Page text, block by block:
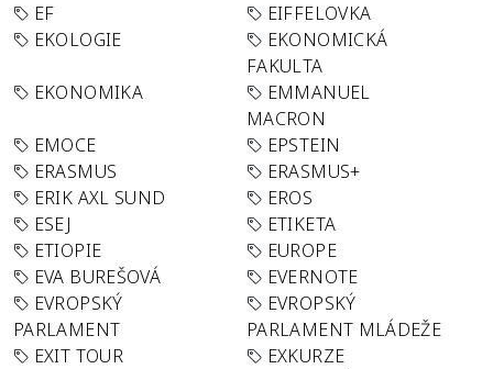
EF
EIFFELOVKA
EKOLOGIE
EKONOMICKÁ
FAKULTA
EKONOMIKA
EMMANUEL
MACRON
EMOCE
EPSTEIN
ERASMUS
ERASMUS+
ERIK AXL SUND
EROS
ESEJ
ETIKETA
ETIOPIE
EUROPE
EVA BUREŠOVÁ
EVERNOTE
EVROPSKÝ
PARLAMENT
EVROPSKÝ
PARLAMENT MLÁDEŽE
EXIT TOUR
EXKURZE